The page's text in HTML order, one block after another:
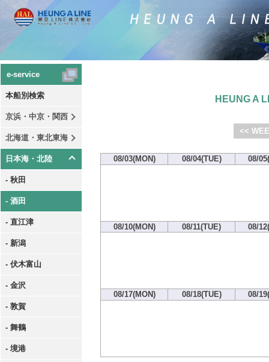
e-service
本船別検索
京浜・中京・関西
北海道・東北東海
日本海・北陸
- 秋田
- 酒田
- 直江津
- 新潟
- 伏木富山
- 金沢
- 敦賀
- 舞鶴
- 境港
HEUNG A
<<
08/03(MON) 08/04(TUE) 08/
08/10(MON) 08/11(TUE) 08/
08/17(MON) 08/18(TUE) 08/